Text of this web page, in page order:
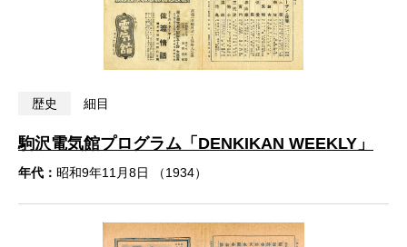
歴史 細目
駒沢電気館プログラム「DENKIKAN WEEKLY」
年代： 昭和9年11月8日 （1934）